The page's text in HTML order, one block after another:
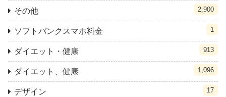
その他 2,900
ソフトバンクスマホ料金 1
ダイエット・健康 913
ダイエット、健康 1,096
デザイン 17